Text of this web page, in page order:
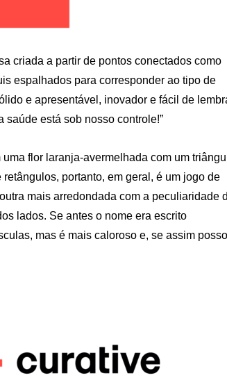
criada a partir de pontos conectados como
espalhados para corresponder ao tipo de
e apresentável, inovador e fácil de
saúde está sob nosso controle!”
flor laranja-avermelhada com um
portanto, em geral, é um jogo de
mais arredondada com a peculiaridade
lados. Se antes o nome era escrito
mas é mais caloroso e, se assim posso